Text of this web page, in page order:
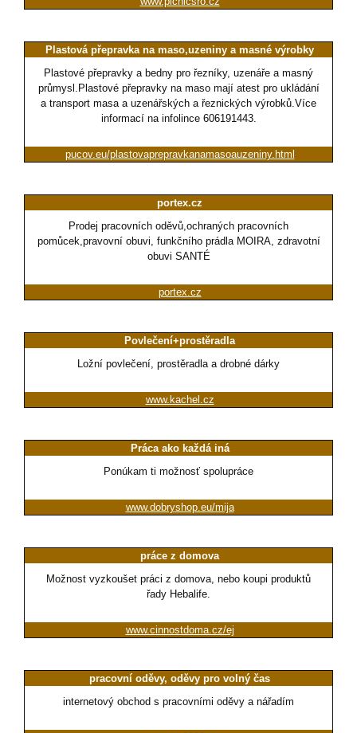
Plastová přepravka na maso,uzeniny a masné výrobky
Plastové přepravky a bedny pro řezníky, uzenáře a masný
průmysl.Plastové přepravky na maso mají atest pro ukládání
a transport masa a uzenářských a řeznických výrobků.Více
informací na infolince 606191443.
pucov.eu/plastovaprepravkanamasoauzeniny.html
portex.cz
Prodej pracovních oděvů,ochraných pracovních
pomůcek,pravovní obuvi, funkčního prádla MOIRA, zdravotní
obuvi SANTÉ
portex.cz
Povlečení+prostěradla
Ložní povlečení, prostěradla a drobné dárky
www.kachel.cz
Práca ako každá iná
Ponúkam ti možnosť spolupráce
www.dobryshop.eu/mija
práce z domova
Možnost vyzkoušet práci z domova, nebo koupi produktů
řady Hebalife.
www.cinnostdoma.cz/ej
pracovní oděvy, oděvy pro volný čas
internetový obchod s pracovními oděvy a nářadím